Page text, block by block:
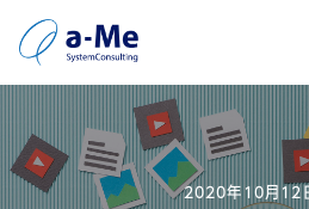
2020年10月12